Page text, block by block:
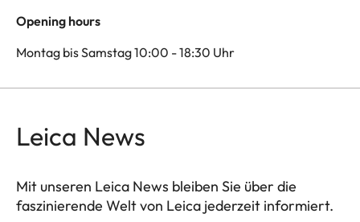
Opening hours
Montag bis Samstag 10:00 - 18:30 Uhr
Leica News
Mit unseren Leica News bleiben Sie über die
faszinierende Welt von Leica jederzeit informiert.